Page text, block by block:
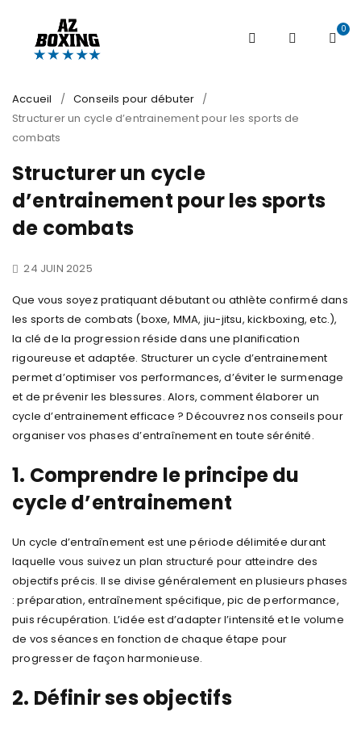
0
Accueil / Conseils pour débuter /
Structurer un cycle d’entrainement pour les sports de
combats
Structurer un cycle
d’entrainement pour les sports
de combats
24 JUIN 2025
Que vous soyez pratiquant débutant ou athlète confirmé dans
les sports de combats (boxe, MMA, jiu-jitsu, kickboxing, etc.),
la clé de la progression réside dans une planification
rigoureuse et adaptée. Structurer un cycle d’entrainement
permet d’optimiser vos performances, d’éviter le surmenage
et de prévenir les blessures. Alors, comment élaborer un
cycle d’entrainement efficace ? Découvrez nos conseils pour
organiser vos phases d’entraînement en toute sérénité.
1. Comprendre le principe du
cycle d’entrainement
Un cycle d’entraînement est une période délimitée durant
laquelle vous suivez un plan structuré pour atteindre des
objectifs précis. Il se divise généralement en plusieurs phases
: préparation, entraînement spécifique, pic de performance,
puis récupération. L’idée est d’adapter l’intensité et le volume
de vos séances en fonction de chaque étape pour
progresser de façon harmonieuse.
2. Définir ses objectifs